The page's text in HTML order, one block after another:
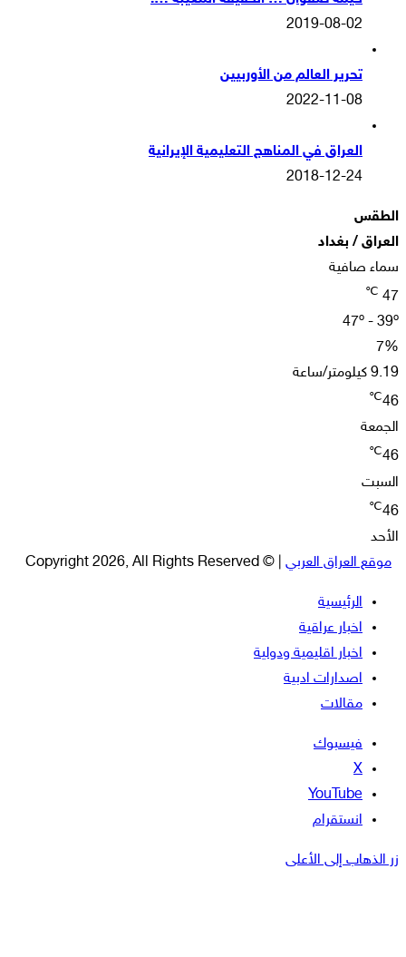
2019-08-02
تحرير العالم من الأوربيين
2022-11-08
العراق في المناهج التعليمية الإيرانية
2018-12-24
الطقس
العراق / بغداد
سماء صافية
47
℃
47º - 39º
7%
9.19 كيلومتر/ساعة
46
℃
الجمعة
46
℃
السبت
46
℃
الأحد
موقع العراق العربي | © Copyright 2026, All Rights Reserved
الرئيسية
اخبار عراقية
اخبار اقليمية ودولية
اصدارات ادبية
مقالات
فيسبوك
‫X
‫YouTube
انستقرام
زر الذهاب إلى الأعلى